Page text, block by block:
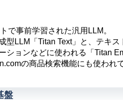
で事前学習された汎用LLM。
LLM「Titan Text」と、テキス
ションなどに使われる「Titan
の商品検索機能にも使われて
盤